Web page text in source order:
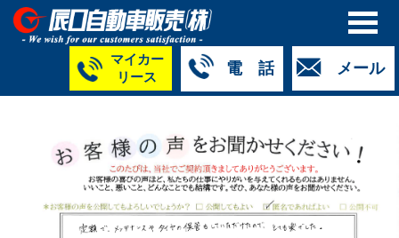
メール
電 話
4427
カーリース）
050-5268-
8009
2318
0024
2424
4430
マイカー
リース